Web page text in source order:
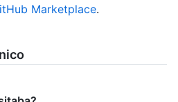
Marketplace.